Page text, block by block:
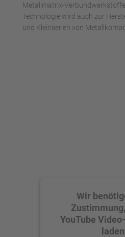
Metallmatrix-
Technologie wird auch zur
und Kleinserien von
Wir
YouTube